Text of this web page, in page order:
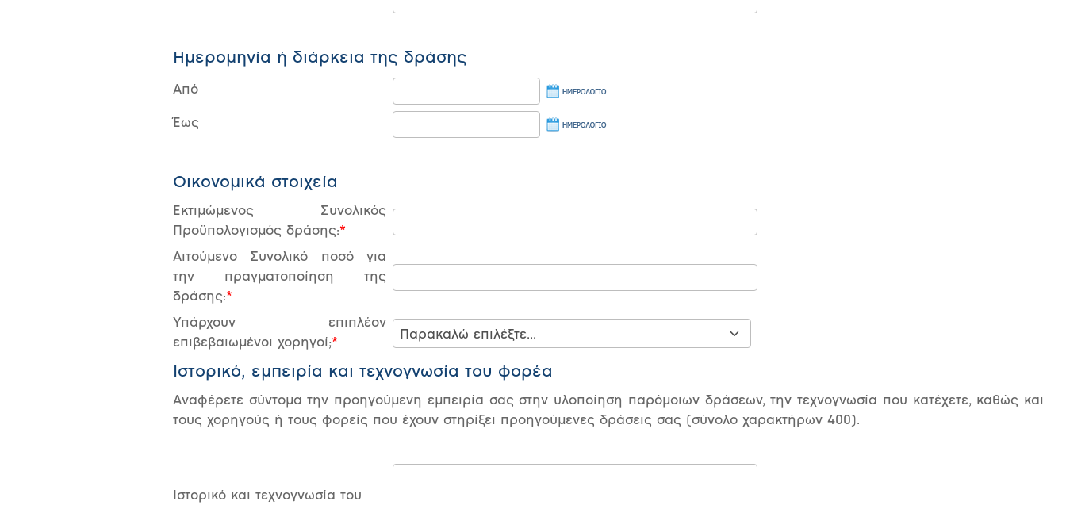
Ημερομηνία ή διάρκεια της δράσης
Από
Έως
Οικονομικά στοιχεία
Εκτιμώμενος Συνολικός
Προϋπολογισμός δράσης:
Αιτούμενο Συνολικό ποσό για
την πραγματοποίηση της
δράσης:
Υπάρχουν επιπλέον
επιβεβαιωμένοι χορηγοί;
Ιστορικό, εμπειρία και τεχνογνωσία του φορέα
Αναφέρετε σύντομα την προηγούμενη εμπειρία σας στην υλοποίηση παρόμοιων δράσεων, την τεχνογνωσία που κατέχετε, καθώς και
τους χορηγούς ή τους φορείς που έχουν στηρίξει προηγούμενες δράσεις σας (σύνολο χαρακτήρων 400).
Ιστορικό και τεχνογνωσία του